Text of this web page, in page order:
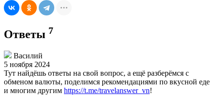
Ответы 7
Василий
5 ноября 2024
Тут найдёшь ответы на свой вопрос, а ещё разберёмся с
обменом валюты, поделимся рекомендациями по вкусной еде
и многим другим https://t.me/travelanswer_vn!